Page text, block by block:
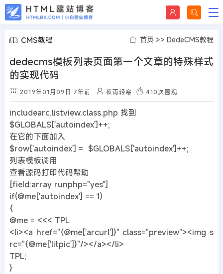
CMS教程 首页 >>DedeCMS教程
dedecms模板列表页面第一个文章的特殊样式
的实现代码
2019年01月09日 7年前 夜雨轻寒 410次围观
includearc.listview.class.php 找到
$GLOBALS['autoindex']++;
在它的下面加入
$row['autoindex'] = $GLOBALS['autoindex']++;
列表模板调用
查看源码打印代码帮助
[field:array runphp="yes"]
if(@me['autoindex'] == 1)
{
@me = <<< TPL
<li><a href="{@me['arcurl']}" class="preview"><img s
rc="{@me['litpic']}"/></a></li>
TPL;
}